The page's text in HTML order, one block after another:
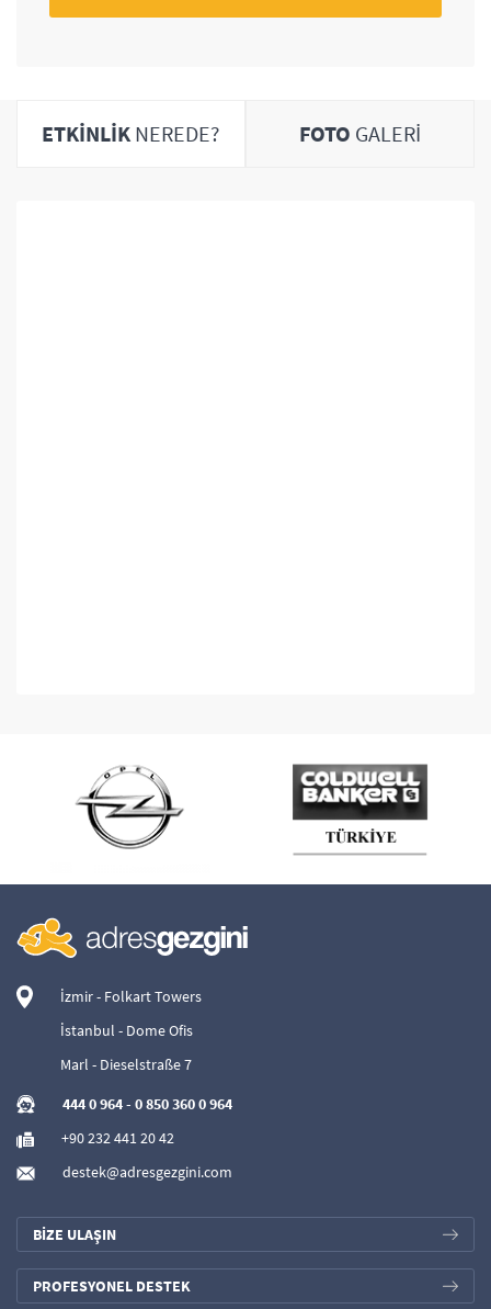
ETKİNLİK NEREDE? FOTO GALERİ
İzmir - Folkart Towers
İstanbul - Dome Ofis
Marl - Dieselstraße 7
444 0 964- 0 850 360 0 964
+90 232 441 20 42
destek@adresgezgini.com
BİZE ULAŞIN
PROFESYONEL DESTEK